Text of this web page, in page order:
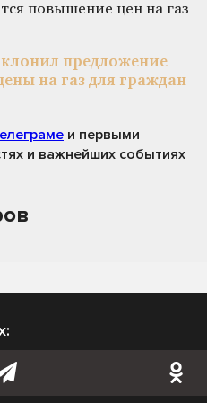
повышение цен на газ
предложение
на газ для граждан
и первыми
и важнейших событиях